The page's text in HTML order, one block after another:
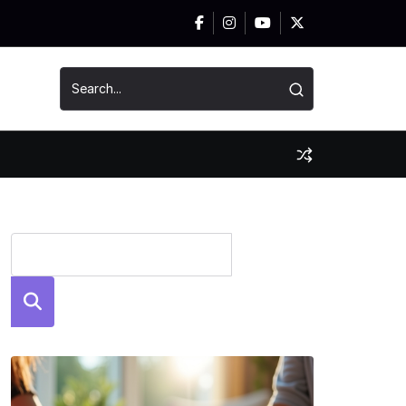
Szuka